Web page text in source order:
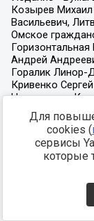
Для
cookies (
сервисы
которые